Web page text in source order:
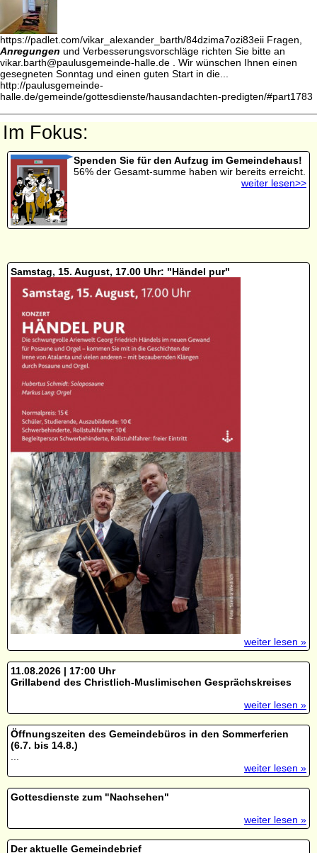
https://padlet.com/vikar_alexander_barth/84dzima7ozi83eii Fragen,
Anregungen und Verbesserungsvorschläge richten Sie bitte an
vikar.barth@paulusgemeinde-halle.de . Wir wünschen Ihnen einen
gesegneten Sonntag und einen guten Start in die...
http://paulusgemeinde-
halle.de/gemeinde/gottesdienste/hausandachten-predigten/#part1783
Im Fokus:
Spenden Sie für den Aufzug im Gemeindehaus!
56% der Gesamt-summe haben wir bereits erreicht.
weiter lesen>>
Samstag, 15. August, 17.00 Uhr: "Händel pur"
weiter lesen »
11.08.2026 | 17:00 Uhr
Grillabend des Christlich-Muslimischen Gesprächskreises
weiter lesen »
Öffnungszeiten des Gemeindebüros in den Sommerferien
(6.7. bis 14.8.)
weiter lesen »
Gottesdienste zum "Nachsehen"
weiter lesen »
Der aktuelle Gemeindebrief